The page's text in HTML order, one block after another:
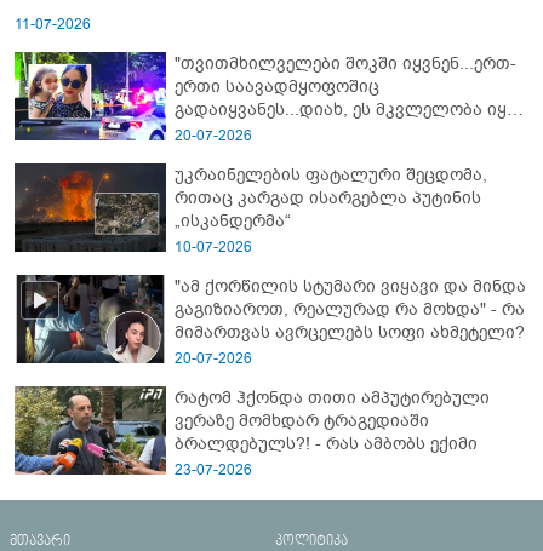
11-07-2026
"თვითმხილველები შოკში იყვნენ...ერთ-
ერთი საავადმყოფოშიც
გადაიყვანეს...დიახ, ეს მკვლელობა იყო"
- გორში დატრიალებული ტრაგედიის
20-07-2026
უკრაინელების ფატალური შეცდომა,
რითაც კარგად ისარგებლა პუტინის
„ისკანდერმა“
10-07-2026
"ამ ქორწილის სტუმარი ვიყავი და მინდა
გაგიზიაროთ, რეალურად რა მოხდა" - რა
მიმართვას ავრცელებს სოფი ახმეტელი?
20-07-2026
რატომ ჰქონდა თითი ამპუტირებული
ვერაზე მომხდარ ტრაგედიაში
ბრალდებულს?! - რას ამბობს ექიმი
23-07-2026
მთავარი პოლიტიკა